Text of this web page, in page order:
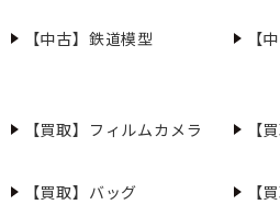
【中古】鉄道模型 【
【買取】フィルムカメラ 【
【買取】バッグ 【